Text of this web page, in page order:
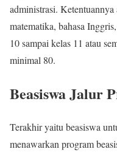
administrasi.
matematika, bahasa
10 sampai kelas 11 atau
minimal 80.
Beasiswa Jalur
Terakhir yaitu beasiswa
menawarkan program